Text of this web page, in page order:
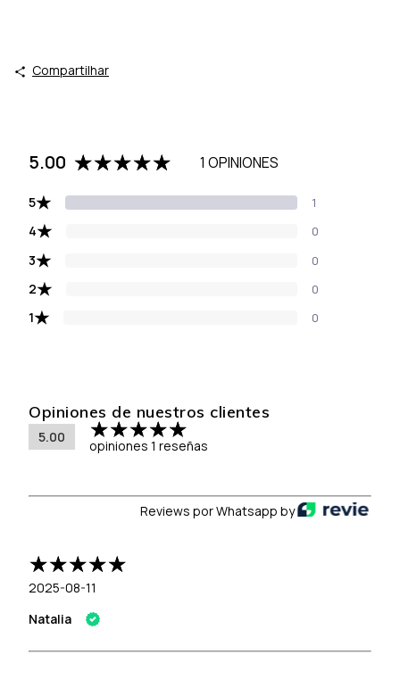
Compartilhar
5.00 1 OPINIONES
5★ 1
4★ 0
3★ 0
2★ 0
1★ 0
Opiniones de nuestros clientes
5.00
opiniones 1 reseñas
Reviews por Whatsapp by
2025-08-11
Natalia